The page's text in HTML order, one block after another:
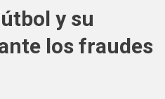
y su
los fraudes